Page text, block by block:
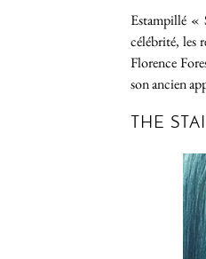
Estampillé «
célébrité, les
Florence
son ancien
THE